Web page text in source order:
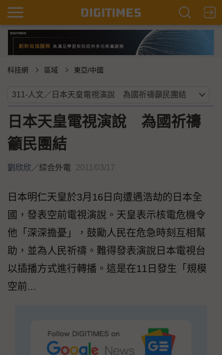
科技網 區域 東亞/中國
日本天皇電視演說 為國祈禱
籲民團結
劉欣欣／綜合外電 2011/03/17
日本明仁天皇於3月16日向遭遇浩劫的日本全
國，發表空前電視演說。天皇表示核電危機令
他「深深擔憂」，鼓勵人民在危急時刻互相幫
助，並為人民祈禱。難得發表演說日本電視台
以插播方式進行轉播。這是在11日發生「規模
空前...